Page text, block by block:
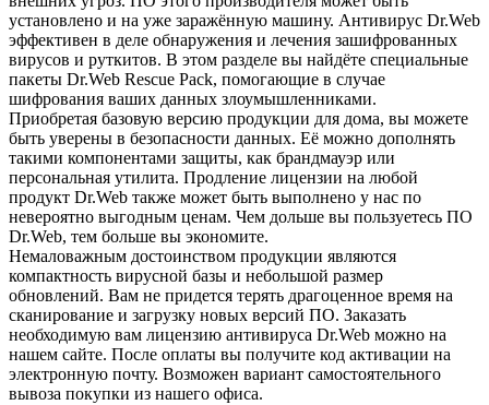
установлено и на уже заражённую машину. Антивирус Dr.Web
эффективен в деле обнаружения и лечения зашифрованных
вирусов и руткитов. В этом разделе вы найдёте специальные
пакеты Dr.Web Rescue Pack, помогающие в случае
шифрования ваших данных злоумышленниками.
Приобретая базовую версию продукции для дома, вы можете
быть уверены в безопасности данных. Её можно дополнять
такими компонентами защиты, как брандмауэр или
персональная утилита. Продление лицензии на любой
продукт Dr.Web также может быть выполнено у нас по
невероятно выгодным ценам. Чем дольше вы пользуетесь ПО
Dr.Web, тем больше вы экономите.
Немаловажным достоинством продукции являются
компактность вирусной базы и небольшой размер
обновлений. Вам не придется терять драгоценное время на
сканирование и загрузку новых версий ПО. Заказать
необходимую вам лицензию антивируса Dr.Web можно на
нашем сайте. После оплаты вы получите код активации на
электронную почту. Возможен вариант самостоятельного
вывоза покупки из нашего офиса.